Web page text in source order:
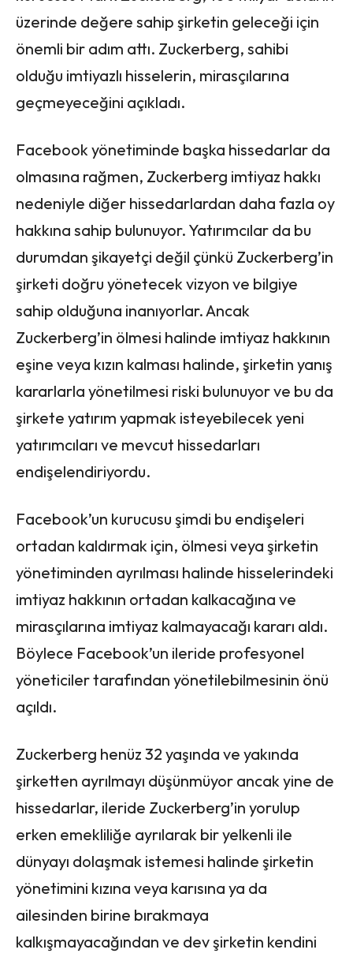
üzerinde değere sahip şirketin geleceği için
önemli bir adım attı. Zuckerberg, sahibi
olduğu imtiyazlı hisselerin, mirasçılarına
geçmeyeceğini açıkladı.
Facebook yönetiminde başka hissedarlar da
olmasına rağmen, Zuckerberg imtiyaz hakkı
nedeniyle diğer hissedarlardan daha fazla oy
hakkına sahip bulunuyor. Yatırımcılar da bu
durumdan şikayetçi değil çünkü Zuckerberg’in
şirketi doğru yönetecek vizyon ve bilgiye
sahip olduğuna inanıyorlar. Ancak
Zuckerberg’in ölmesi halinde imtiyaz hakkının
eşine veya kızın kalması halinde, şirketin yanış
kararlarla yönetilmesi riski bulunuyor ve bu da
şirkete yatırım yapmak isteyebilecek yeni
yatırımcıları ve mevcut hissedarları
endişelendiriyordu.
Facebook’un kurucusu şimdi bu endişeleri
ortadan kaldırmak için, ölmesi veya şirketin
yönetiminden ayrılması halinde hisselerindeki
imtiyaz hakkının ortadan kalkacağına ve
mirasçılarına imtiyaz kalmayacağı kararı aldı.
Böylece Facebook’un ileride profesyonel
yöneticiler tarafından yönetilebilmesinin önü
açıldı.
Zuckerberg henüz 32 yaşında ve yakında
şirketten ayrılmayı düşünmüyor ancak yine de
hissedarlar, ileride Zuckerberg’in yorulup
erken emekliliğe ayrılarak bir yelkenli ile
dünyayı dolaşmak istemesi halinde şirketin
yönetimini kızına veya karısına ya da
ailesinden birine bırakmaya
kalkışmayacağından ve dev şirketin kendini